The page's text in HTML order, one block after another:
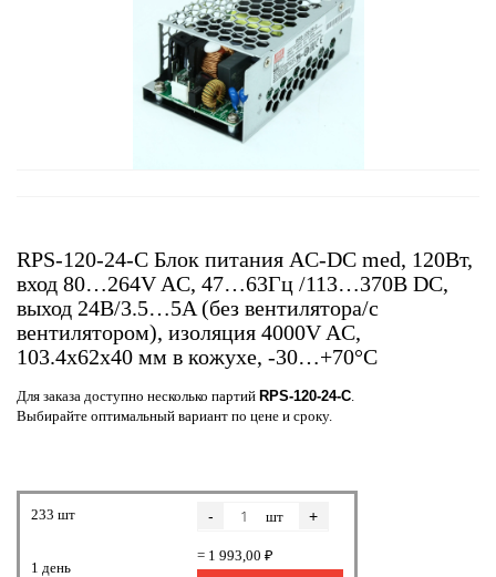
RPS-120-24-C Блок питания AC-DC med, 120Вт,
вход 80…264V AC, 47…63Гц /113…370В DC,
выход 24В/3.5…5A (без вентилятора/с
вентилятором), изоляция 4000V AC,
103.4x62х40 мм в кожухе, -30…+70°С
Для заказа доступно несколько партий RPS-120-24-C
Выбирайте оптимальный вариант по цене и сроку.
233 шт
1 день
- шт +
= 1 993,00 ₽